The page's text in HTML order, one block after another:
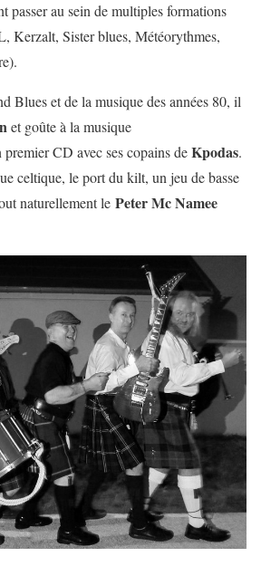
passer au sein de multiples formations
Kerzalt, Sister blues, Météorythmes,
Blues et de la musique des années 80, il
et goûte à la musique
CD avec ses copains deKpodas.
celtique, le port du kilt, un jeu de basse
naturellement le Peter Mc Namee